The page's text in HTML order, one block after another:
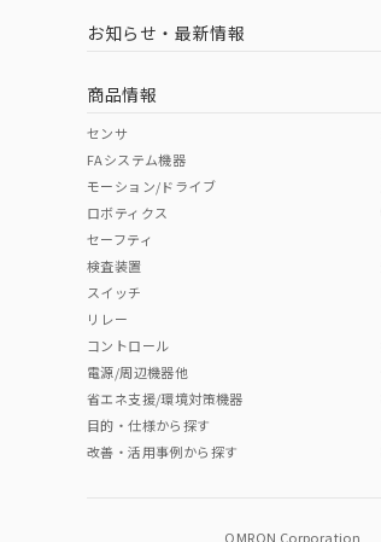
検出物体の大きさ-距離特性
中国 RoHS 注意事項・凡例
中国 RoHS表
Pb Hg
"対応済み"や非含有の記載がされた商
非含有品が必要な際は、弊社営業部門
（イギリス
（ノルウェー
お知らせ・最新情報
商品情報
センサ
FAシステム機器
モーション/ドライブ
ロボティクス
セーフティ
検査装置
スイッチ
リレー
コントロール
電源/周辺機器他
省エネ支援/環境対策機器
目的・仕様から探す
改善・活用事例から探す
OMRON Corporation